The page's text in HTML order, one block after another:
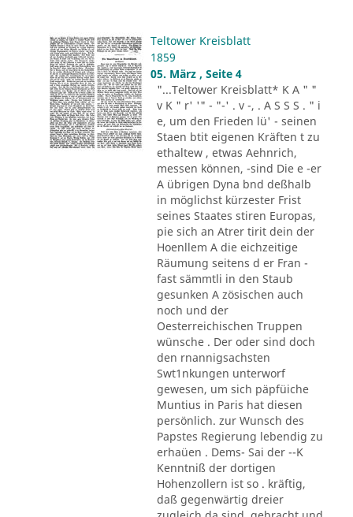
Teltower Kreisblatt
1859
05. März , Seite 4
"...Teltower Kreisblatt* K A " "
v K " r' '" - "-' . v -, . A S S S . " i
e, um den Frieden lü' - seinen
Staen btit eigenen Kräften t zu
ethaltew , etwas Aehnrich,
messen können, -sind Die e -er
A übrigen Dyna bnd deßhalb
in möglichst kürzester Frist
seines Staates stiren Europas,
pie sich an Atrer tirit dein der
Hoenllem A die eichzeitige
Räumung seitens d er Fran -
fast sämmtli in den Staub
gesunken A zösischen auch
noch und der
Oesterreichischen Truppen
wünsche . Der oder sind doch
den rnannigsachsten
Swt1nkungen unterworf
gewesen, um sich päpfüiche
Muntius in Paris hat diesen
persönlich. zur Wunsch des
Papstes Regierung lebendig zu
erhaüen . Dems- Sai der --K
Kenntniß der dortigen
Hohenzollern ist so . kräftig,
daß gegenwärtig dreier